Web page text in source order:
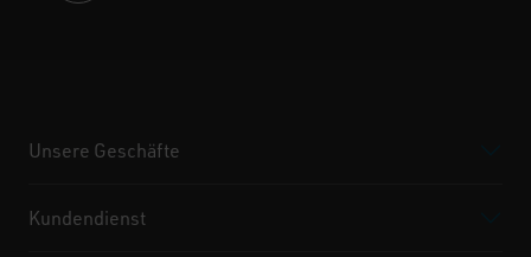
Unsere Geschäfte
Kundendienst